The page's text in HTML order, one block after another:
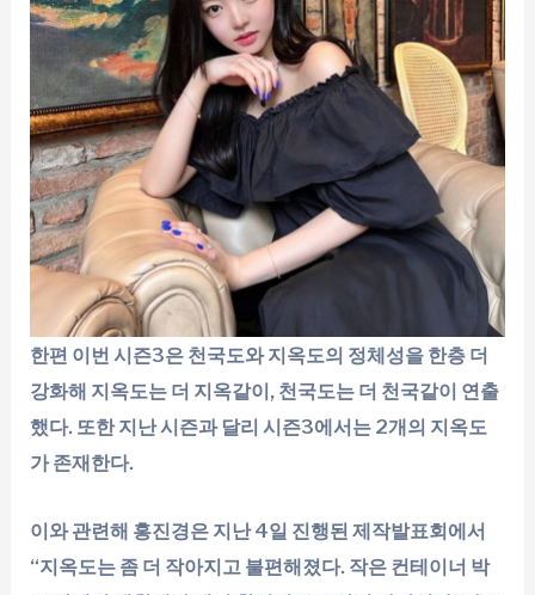
한편 이번 시즌3은 천국도와 지옥도의 정체성을 한층 더
강화해 지옥도는 더 지옥같이, 천국도는 더 천국같이 연출
했다. 또한 지난 시즌과 달리 시즌3에서는 2개의 지옥도
가 존재한다.
이와 관련해 홍진경은 지난 4일 진행된 제작발표회에서
“지옥도는 좀 더 작아지고 불편해졌다. 작은 컨테이너 박